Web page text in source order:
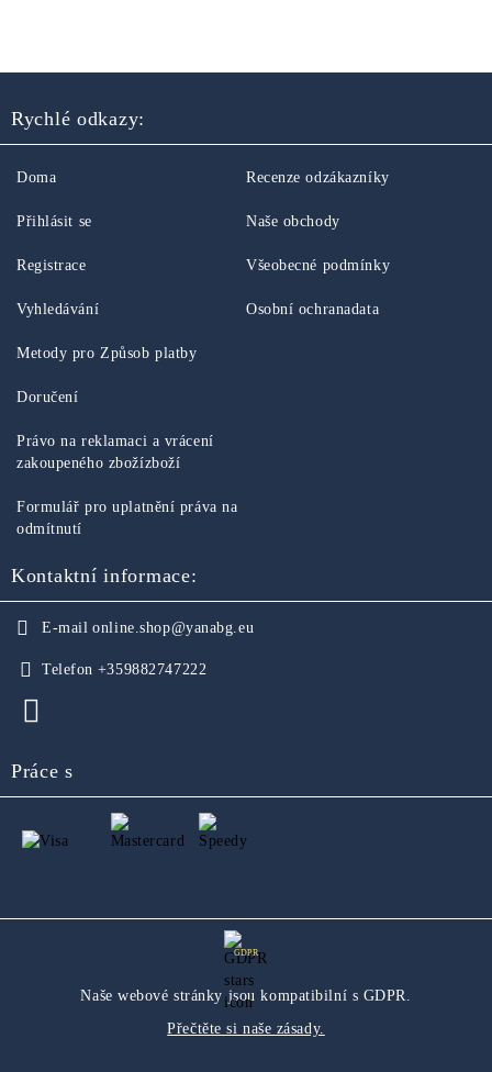
Rychlé odkazy:
Doma
Přihlásit se
Registrace
Vyhledávání
Recenze odzákazníky
Naše obchody
Všeobecné podmínky
Osobní ochranadata
Metody pro Způsob platby
Doručení
Právo na reklamaci a vrácení
zakoupeného zbožízboží
Formulář pro uplatnění práva na
odmítnutí
Kontaktní informace:
E-mail online.shop@yanabg.eu
Telefon +359882747222
Práce s
GDPR
Naše webové stránky jsou kompatibilní s GDPR.
Přečtěte si naše zásady.